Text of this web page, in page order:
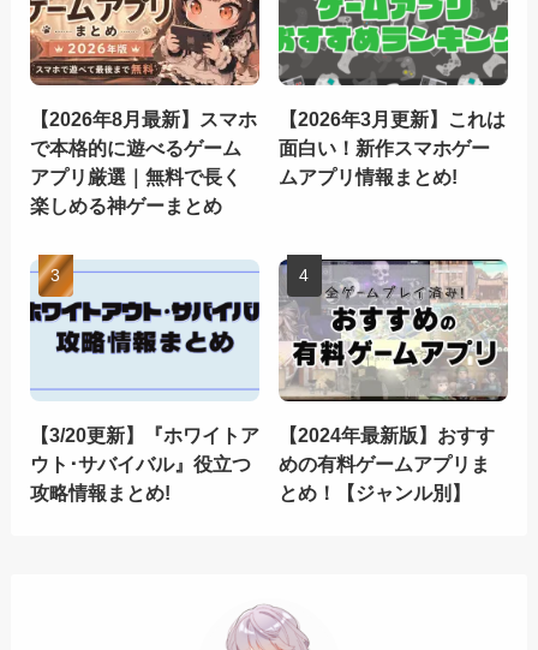
【2026年8月最新】スマホ
で本格的に遊べるゲーム
アプリ厳選｜無料で長く
楽しめる神ゲーまとめ
【2026年3月更新】これは
面白い！新作スマホゲー
ムアプリ情報まとめ!
【3/20更新】『ホワイトア
ウト･サバイバル』役立つ
攻略情報まとめ!
【2024年最新版】おすす
めの有料ゲームアプリま
とめ！【ジャンル別】